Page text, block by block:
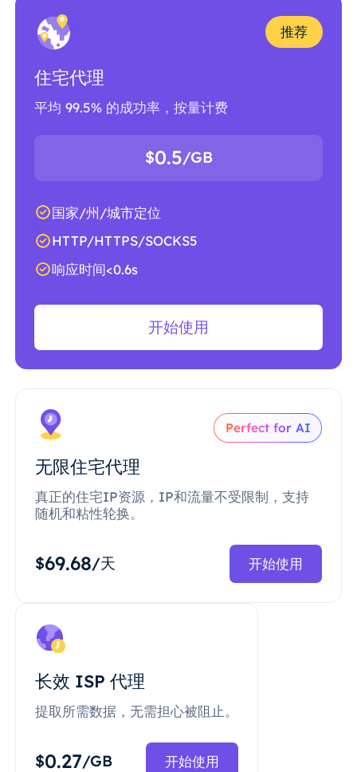
推荐
住宅代理
平均 99.5% 的成功率，按量计费
$0.5/GB
国家/州/城市定位
HTTP/HTTPS/SOCKS5
响应时间<0.6s
开始使用
Perfect for AI
无限住宅代理
真正的住宅IP资源，IP和流量不受限制，支持
随机和粘性轮换。
$69.68/天 开始使用
长效 ISP 代理
提取所需数据，无需担心被阻止。
$0.27/GB 开始使用